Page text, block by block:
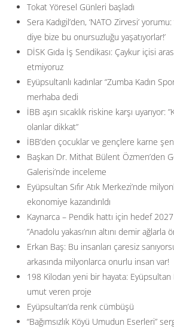
Tokat Yöresel Günleri başladı
Sera Kadıgil’den, ‘NATO Zirvesi’
diye bize bu onursuzluğu yaşatıyorlar!’
DİSK Gıda İş Sendikası: Çaykur içisi
etmiyoruz
Eyüpsultanlı kadınlar “Zumba Kadın
merhaba dedi
İBB aşırı sıcaklık riskine karşı uyarıyor:
olanlar dikkat”
İBB’den çocuklar ve gençlere karne
Başkan Dr. Mithat Bülent Özmen’den
Galerisi’nde inceleme
Eyüpsultan Sıfır Atık Merkezi’nde
ekonomiye kazandırıldı
Kaynarca – Pendik hattı için hedef 2027
”Anadolu yakası’nın altını demir ağlarla
Erkan Baş: Bu insanları çaresiz
arkasında milyonlarca onurlu insan var!
198 Kilodan yeni bir hayata: Eyüpsultan
umut veren proje
Eyüpsultan’da renk cümbüşü
“Bağımsızlık Köyü Umudun Eserleri”